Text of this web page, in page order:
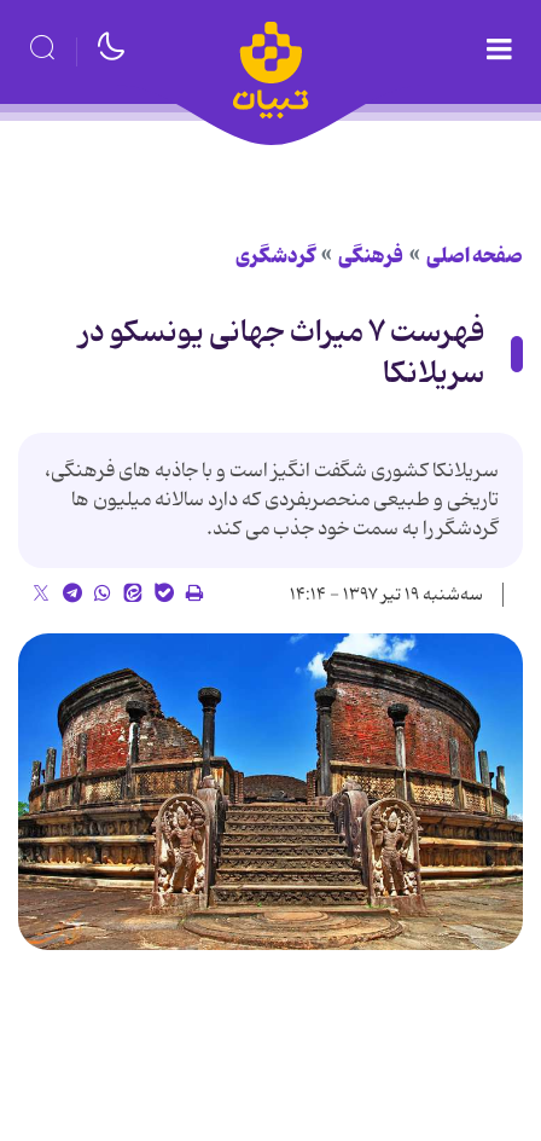
صفحه اصلی فرهنگی گردشگری
فهرست ۷ میراث جهانی یونسکو در
سریلانکا
سریلانکا کشوری شگفت انگیز است و با جاذبه های فرهنگی،
تاریخی و طبیعی منحصربفردی که دارد سالانه میلیون ها
گردشگر را به سمت خود جذب می کند.
سه‌شنبه ۱۹ تیر ۱۳۹۷ - ۱۴:۱۴